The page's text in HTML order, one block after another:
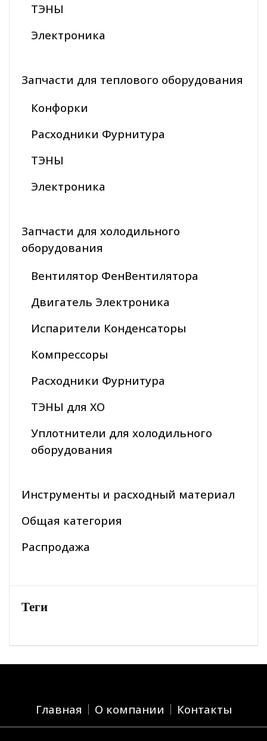
ТЭНЫ
Электроника
Запчасти для теплового оборудования
Конфорки
Расходники Фурнитура
ТЭНЫ
Электроника
Запчасти для холодильного
оборудования
Вентилятор ФенВентилятора
Двигатель Электроника
Испарители Конденсаторы
Компрессоры
Расходники Фурнитура
ТЭНЫ для ХО
Уплотнители для холодильного
оборудования
Инструменты и расходный материал
Общая категория
Распродажа
Теги
Главная О компании Контакты